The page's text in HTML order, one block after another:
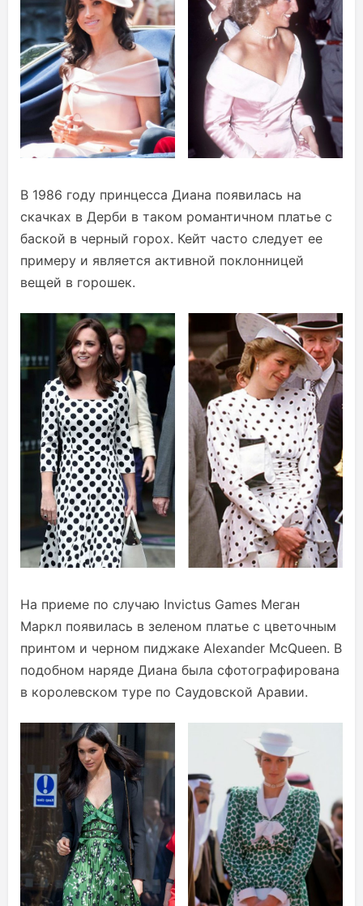
В 1986 году принцесса Диана появилась на
скачках в Дерби в таком романтичном платье с
баской в черный горох. Кейт часто следует ее
примеру и является активной поклонницей
вещей в горошек.
На приеме по случаю Invictus Games Меган
Маркл появилась в зеленом платье с цветочным
принтом и черном пиджаке Alexander McQueen. В
подобном наряде Диана была сфотографирована
в королевском туре по Саудовской Аравии.